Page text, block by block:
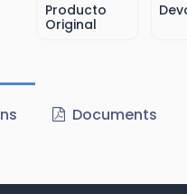
Producto
Original
Documents